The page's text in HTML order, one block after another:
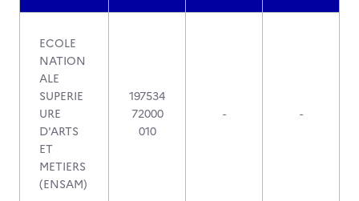
ECOLE
NATION
ALE
SUPERIE
URE
D'ARTS
ET
METIERS
(ENSAM)
197534
72000
010
- -